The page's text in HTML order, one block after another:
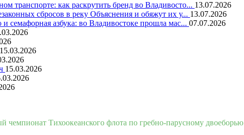
транспорте: как раскрутить бренд во Владивосто... 13.07.2026
сбросов в реку Объяснения и обяжут их у... 13.07.2026
семафорная азбука: во Владивостоке прошла мас... 07.07.2026
15.03.2026
15.03.2026
чемпионат Тихоокеанского флота по гребно-парусному двоеборью